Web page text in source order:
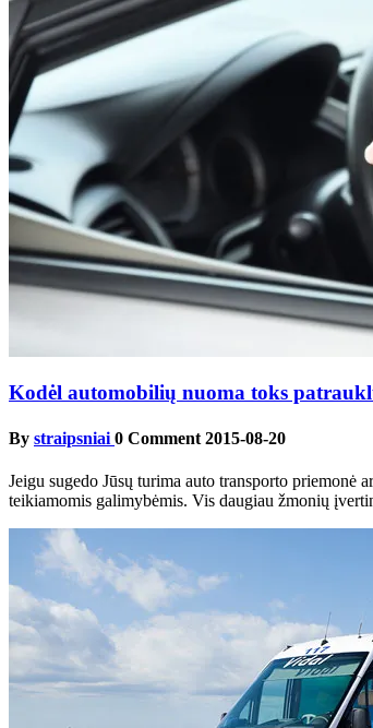
Kodėl automobilių nuoma toks
By straipsniai 0 Comment 2015-08-20
Jeigu sugedo Jūsų turima auto transporto
teikiamomis galimybėmis. Vis daugiau žmonių